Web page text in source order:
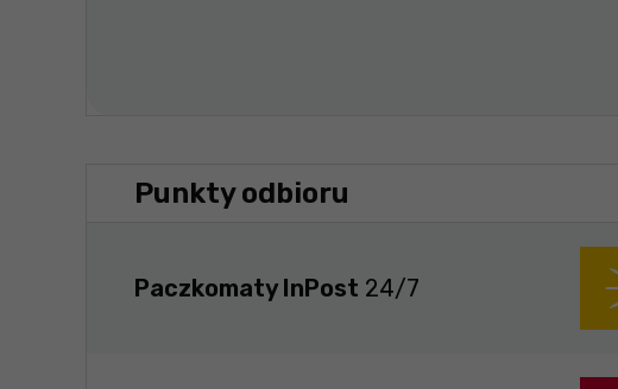
Punkty odbioru
Paczkomaty InPost 24/7